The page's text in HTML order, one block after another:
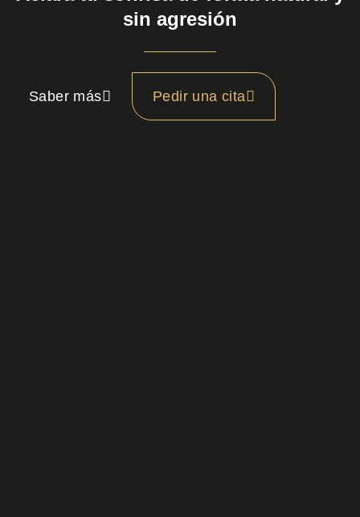
sin agresión
Saber más Pedir una cita